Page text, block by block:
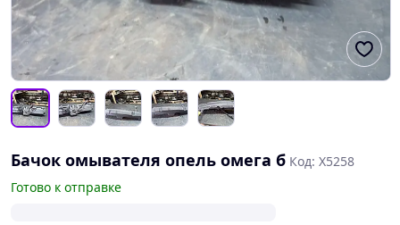
Бачок омывателя опель омега б Код: X5258
Готово к отправке